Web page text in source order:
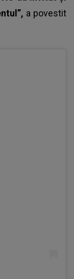
a povestit